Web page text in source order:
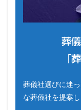
葬
「
葬儀社選びに迷
な葬儀社を提案し